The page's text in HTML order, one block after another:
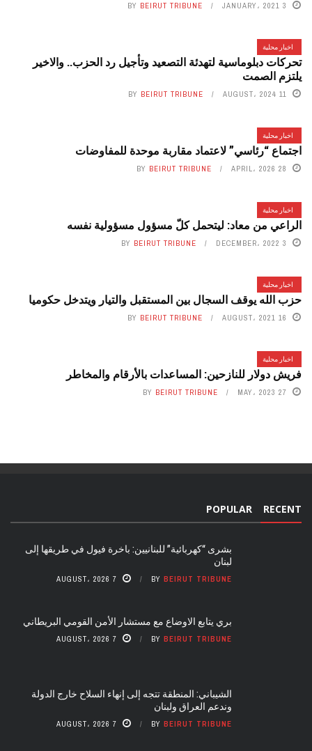
3 JANUARY، 2021 BY BEIRUT TRIBUNE
اخبار محلية
تحركات دبلوماسية لتهدئة التصعيد وتأجيل رد الحزب.. والاخير
يلتزم الصمت
11 AUGUST، 2024 BY BEIRUT TRIBUNE
اخبار محلية
اجتماع “رئاسي” لاعتماد مقاربة موحدة للمفاوضات
28 APRIL، 2026 BY BEIRUT TRIBUNE
اخبار محلية
الراعي من معاد: ليتحمل كلّ مسؤول مسؤولية نفسه
3 DECEMBER، 2022 BY BEIRUT TRIBUNE
اخبار محلية
حزب الله يوقف السجال بين المستقبل والتيار ويتدخل حكوميا
16 AUGUST، 2021 BY BEIRUT TRIBUNE
اخبار محلية
فريش دولار للنازحين: المساعدات بالأرقام والمخاطر
27 MAY، 2023 BY BEIRUT TRIBUNE
RECENT
POPULAR
بشرى “كهربائية” للبنانيين: باخرة فيول في طريقها إلى
لبنان
BY BEIRUT TRIBUNE 7 AUGUST، 2026
بري يتابع الاوضاع مع مستشار الأمن القومي البريطاني
BY BEIRUT TRIBUNE 7 AUGUST، 2026
الشيباني: المنطقة تتجه إلى إنهاء السلاح خارج الدولة
وندعم العراق ولبنان
BY BEIRUT TRIBUNE 7 AUGUST، 2026